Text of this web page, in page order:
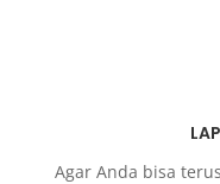
Agar Anda bisa